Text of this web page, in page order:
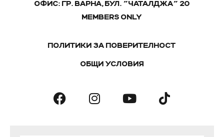
ОФИС: ГР. ВАРНА, БУЛ. "ЧАТАЛДЖА" 20
MEMBERS ONLY
ПОЛИТИКИ ЗА ПОВЕРИТЕЛНОСТ
ОБЩИ УСЛОВИЯ